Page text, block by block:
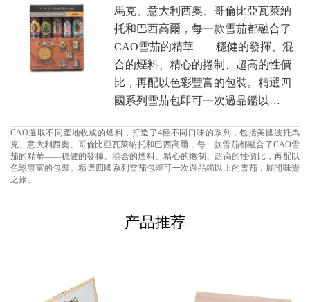
馬克、意大利西奧、哥倫比亞瓦萊納
托和巴西高爾，每一款雪茄都融合了
CAO雪茄的精華——穩健的發揮、混
合的煙料、精心的捲制、超高的性價
比，再配以色彩豐富的包裝。精選四
國系列雪茄包即可一次過品鑑以…
CAO選取不同產地收成的煙料，打造了4種不同口味的系列，包括美國波托馬
克、意大利西奧、哥倫比亞瓦萊納托和巴西高爾，每一款雪茄都融合了CAO雪
茄的精華——穩健的發揮、混合的煙料、精心的捲制、超高的性價比，再配以
色彩豐富的包裝。精選四國系列雪茄包即可一次過品鑑以上的雪茄，展開味覺
之旅。
产品推荐